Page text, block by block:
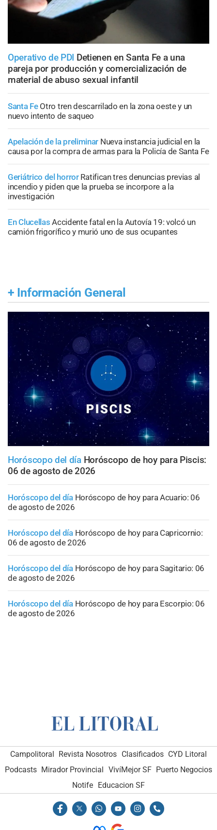
Operativo de PDI Detienen en Santa Fe a una
pareja por producción y comercialización de
material de abuso sexual infantil
Santa Fe Otro tren descarrilado en la zona oeste y un
nuevo intento de saqueo
Apelación de la preliminar Nueva instancia judicial en la
causa por la compra de armas para la Policía de Santa Fe
Geriátrico del horror Ratifican tres denuncias previas al
incendio y piden que la prueba se incorpore a la
investigación
En Clucellas Accidente fatal en la Autovía 19: volcó un
camión frigorífico y murió uno de sus ocupantes
+ Información General
Horóscopo del día Horóscopo de hoy para Piscis:
06 de agosto de 2026
Horóscopo del día Horóscopo de hoy para Acuario: 06
de agosto de 2026
Horóscopo del día Horóscopo de hoy para Capricornio:
06 de agosto de 2026
Horóscopo del día Horóscopo de hoy para Sagitario: 06
de agosto de 2026
Horóscopo del día Horóscopo de hoy para Escorpio: 06
de agosto de 2026
Campolitoral Revista Nosotros Clasificados CYD Litoral
Podcasts Mirador Provincial VivíMejor SF Puerto Negocios
Notife Educacion SF